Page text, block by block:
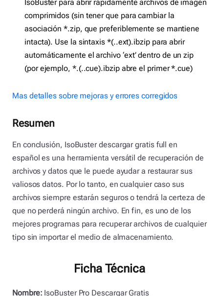
IsoBuster para abrir rápidamente archivos de imagen
comprimidos (sin tener que para cambiar la
asociación *.zip, que preferiblemente se mantiene
intacta). Use la sintaxis *(..ext).ibzip para abrir
automáticamente el archivo ‘ext’ dentro de un zip
(por ejemplo, *.(..cue).ibzip abre el primer *.cue)
Mas detalles sobre mejoras y errores corregidos
Resumen
En conclusión, IsoBuster descargar gratis full en
español es una herramienta versátil de recuperación de
archivos y datos que le puede ayudar a restaurar sus
valiosos datos. Por lo tanto, en cualquier caso sus
archivos siempre estarán seguros o tendrá la certeza de
que no perderá ningún archivo. En fin, es uno de los
mejores programas para recuperar archivos de cualquier
tipo sin importar el medio de almacenamiento.
Ficha Técnica
Nombre: IsoBuster Pro Descargar Gratis